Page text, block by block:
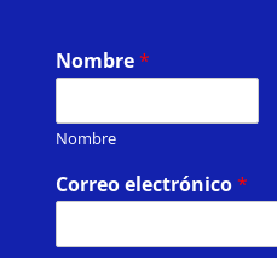
Nombre*
Nombre
Correo electrónico*